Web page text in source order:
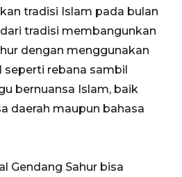
tradisi Islam pada bulan
tradisi membangunkan
dengan menggunakan
rebana sambil
bernuansa Islam, baik
daerah maupun bahasa
Gendang Sahur bisa